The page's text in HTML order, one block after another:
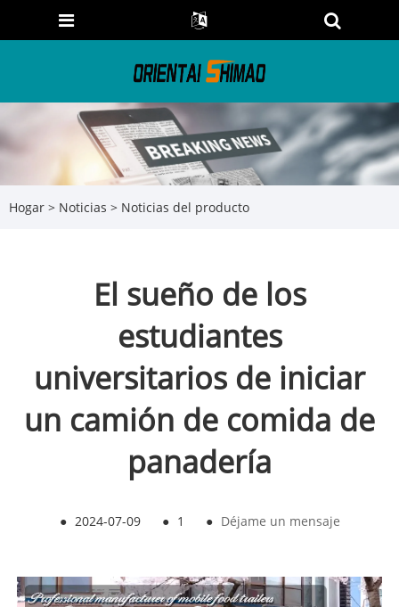
Hogar > Noticias > Noticias del producto
El sueño de los
estudiantes
universitarios de iniciar
un camión de comida de
panadería
● 2024-07-09 ● 1 ● Déjame un mensaje